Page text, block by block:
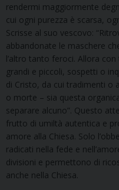
rendermi maggiormente
cui ogni purezza è scarsa,
Scrisse al suo vescovo:
abbandonate le maschere
l’altro tanto feroci. Allora
grandi e piccoli, sospetti o
di Cristo, da cui tradimenti o
o morte – sia questa
separare alcuno”. Questo
frutto di umiltà autentica e
amore alla Chiesa. Solo
radicati nella fede e
divisioni e permettono di
anche nella Chiesa.